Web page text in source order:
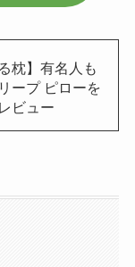
枕】有名人も
ープ ピローを
ビュー